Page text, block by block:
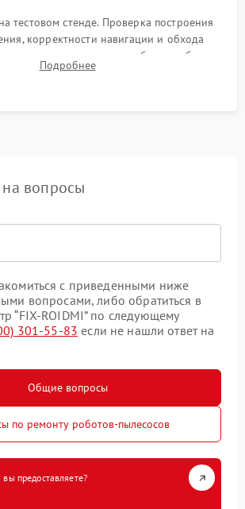
тестовом стенде. Проверка построения
корректности навигации и обхода
силы всасывания и работы турбины.
возврата на док-станцию и
Подробнее
на вопросы
с приведенными ниже
вопросами, либо обратиться в
“FIX-ROIDMI” по следующему
301-55-83 если не нашли ответ на
Общие вопросы
по ремонту роботов-пылесосов
предоставляете?